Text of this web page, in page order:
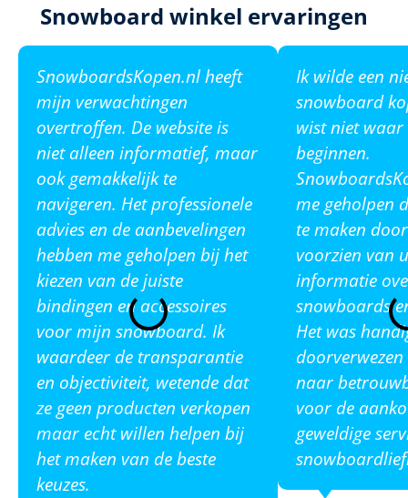
Snowboard winkel ervaringen
SnowboardsKopen.nl heeft
mijn verwachtingen
overtroffen. De website is
niet alleen informatief, maar
ook gemakkelijk te
navigeren. Het professionele
advies en de aanbevelingen
hebben me geholpen bij het
kiezen van de juiste
bindingen en accessoires
voor mijn snowboard. Ik
waardeer de transparantie
en objectiviteit, wetende dat
ze geen producten verkopen
maar echt willen helpen bij
het maken van de beste
keuzes.
Ik wilde een
snowboard
wist niet waar
beginnen.
me geholpen
te maken
voorzien van
informatie
snowboards
Het was
naar
voor de
geweldige